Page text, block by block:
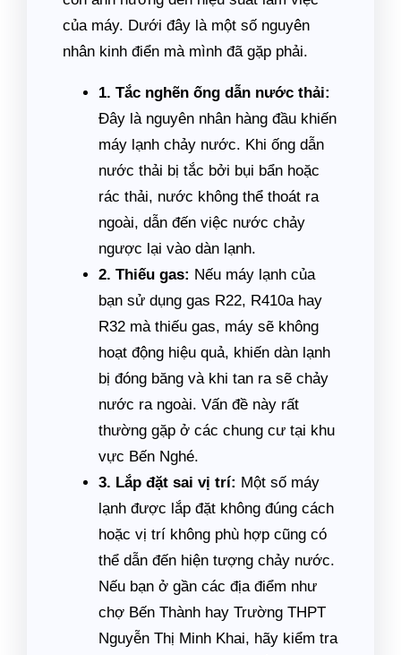
của máy. Dưới đây là một số nguyên
nhân kinh điển mà mình đã gặp phải.
1. Tắc nghẽn ống dẫn nước thải:
Đây là nguyên nhân hàng đầu khiến
máy lạnh chảy nước. Khi ống dẫn
nước thải bị tắc bởi bụi bẩn hoặc
rác thải, nước không thể thoát ra
ngoài, dẫn đến việc nước chảy
ngược lại vào dàn lạnh.
2. Thiếu gas: Nếu máy lạnh của
bạn sử dụng gas R22, R410a hay
R32 mà thiếu gas, máy sẽ không
hoạt động hiệu quả, khiến dàn lạnh
bị đóng băng và khi tan ra sẽ chảy
nước ra ngoài. Vấn đề này rất
thường gặp ở các chung cư tại khu
vực Bến Nghé.
3. Lắp đặt sai vị trí: Một số máy
lạnh được lắp đặt không đúng cách
hoặc vị trí không phù hợp cũng có
thể dẫn đến hiện tượng chảy nước.
Nếu bạn ở gần các địa điểm như
chợ Bến Thành hay Trường THPT
Nguyễn Thị Minh Khai, hãy kiểm tra